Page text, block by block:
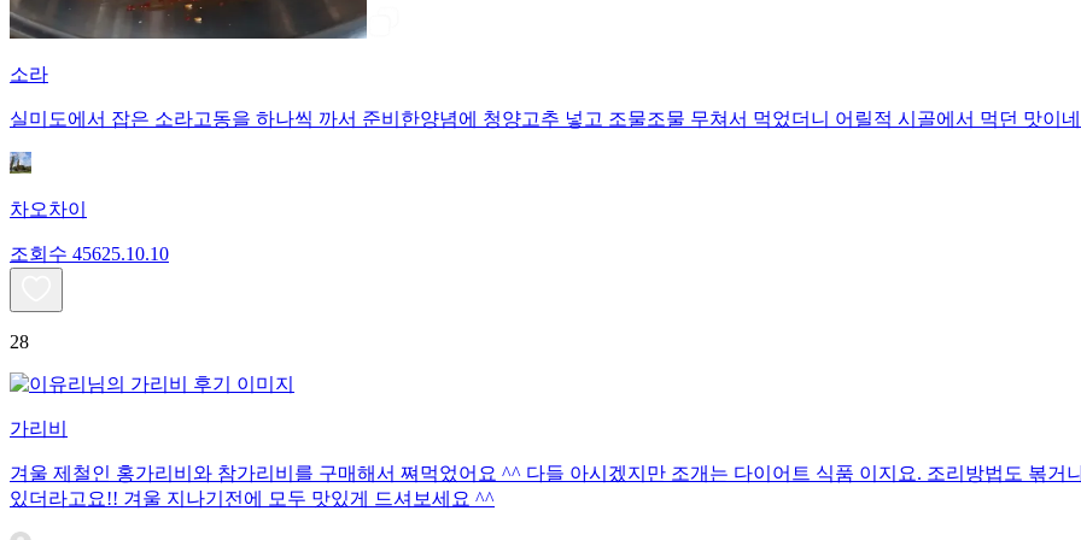
소라
실미도에서 잡은 소라고동을 하나씩 까서 준비한양념에 청양고추 넣고 조물조물 무쳐서 먹었더니 어릴적 시골에서 먹던 맛이
차오차이
조회수 45625.10.10
28
가리비
겨울 제철인 홍가리비와 참가리비를 구매해서 쪄먹었어요 ^^ 다들 아시겠지만 조개는 다이어트 식품 이지요. 조리방법도 볶
있더라고요!! 겨울 지나기전에 모두 맛있게 드셔보세요 ^^